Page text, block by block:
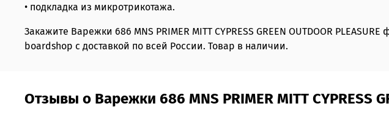
• подкладка из микротрикотажа.
Закажите Варежки 686 MNS PRIMER MITT CYPRESS GREEN OUTDOOR
boardshop с доставкой по всей России. Товар в наличии.
Отзывы о Варежки 686 MNS PRIMER MITT CYPRESS